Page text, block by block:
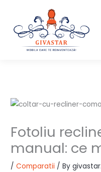
content
Fotoliu
manual: ce
/Comparatii / By